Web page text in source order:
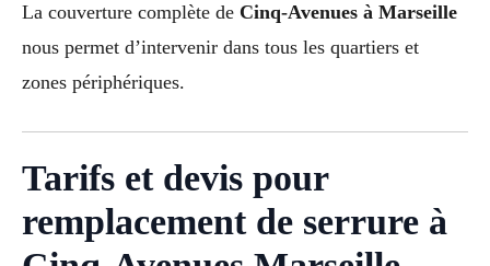
La couverture complète de Cinq-Avenues à Marseille
nous permet d’intervenir dans tous les quartiers et
zones périphériques.
Tarifs et devis pour
remplacement de serrure à